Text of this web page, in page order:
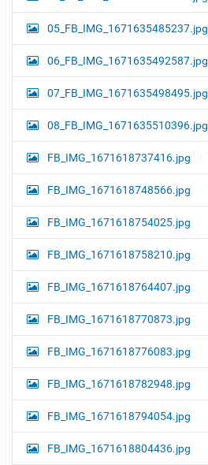
05_FB_IMG_1671635485237.jpg
06_FB_IMG_1671635492587.jpg
07_FB_IMG_1671635498495.jpg
08_FB_IMG_1671635510396.jpg
FB_IMG_1671618737416.jpg
FB_IMG_1671618748566.jpg
FB_IMG_1671618754025.jpg
FB_IMG_1671618758210.jpg
FB_IMG_1671618764407.jpg
FB_IMG_1671618770873.jpg
FB_IMG_1671618776083.jpg
FB_IMG_1671618782948.jpg
FB_IMG_1671618794054.jpg
FB_IMG_1671618804436.jpg